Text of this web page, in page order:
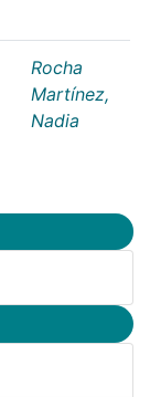
Rocha
Martínez,
Nadia